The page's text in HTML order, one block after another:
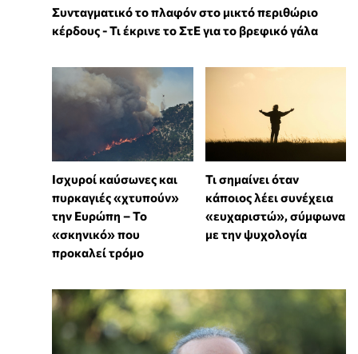
Συνταγματικό το πλαφόν στο μικτό περιθώριο
κέρδους - Τι έκρινε το ΣτΕ για το βρεφικό γάλα
Ισχυροί καύσωνες και
πυρκαγιές «χτυπούν»
την Ευρώπη – Το
«σκηνικό» που
προκαλεί τρόμο
Τι σημαίνει όταν
κάποιος λέει συνέχεια
«ευχαριστώ», σύμφωνα
με την ψυχολογία